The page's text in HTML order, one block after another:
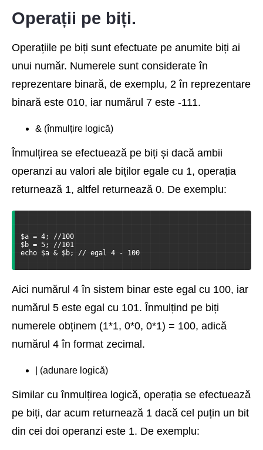
Operații pe biți.
Operațiile pe biți sunt efectuate pe anumite biți ai
unui număr. Numerele sunt considerate în
reprezentare binară, de exemplu, 2 în reprezentare
binară este 010, iar numărul 7 este -111.
& (înmulțire logică)
Înmulțirea se efectuează pe biți și dacă ambii
operanzi au valori ale biților egale cu 1, operația
returnează 1, altfel returnează 0. De exemplu:
$a = 4; //100
$b = 5; //101
echo $a & $b; // egal 4 - 100
Aici numărul 4 în sistem binar este egal cu 100, iar
numărul 5 este egal cu 101. Înmulțind pe biți
numerele obținem (1*1, 0*0, 0*1) = 100, adică
numărul 4 în format zecimal.
| (adunare logică)
Similar cu înmulțirea logică, operația se efectuează
pe biți, dar acum returnează 1 dacă cel puțin un bit
din cei doi operanzi este 1. De exemplu: